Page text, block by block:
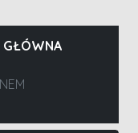
GŁÓWNA